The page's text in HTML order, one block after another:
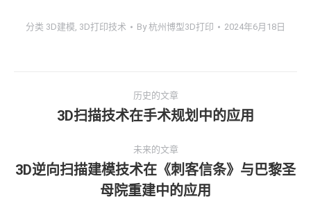
分类 3D建模 3D打印技术 By杭州博型3D打印 2024年6月18日
航
历史的文章
历
的
文
章：
3D扫描技术在手术规划中的应用
未来的文章
未
来
3D逆向扫描建模技术在《刺客信条》与巴黎圣
母院重建中的应用